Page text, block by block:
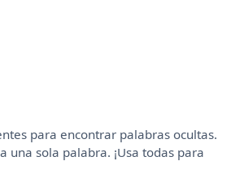
para encontrar palabras ocultas.
una sola palabra. ¡Usa todas para